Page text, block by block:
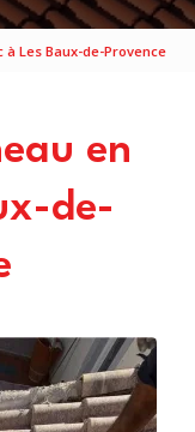
à Les Baux-de-Provence
en
de-